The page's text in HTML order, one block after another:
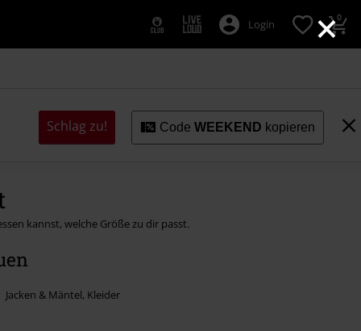
×
Login 0
Schlag zu! CodeWEEKEND kopieren
kannst, welche Größe zu dir passt.
Jacken & Mäntel, Kleider